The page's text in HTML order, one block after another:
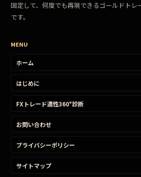
固定して、何度でも再現できるゴールドトレ
です。
MENU
ホーム
はじめに
FXトレード適性360°診断
お問い合わせ
プライバシーポリシー
サイトマップ